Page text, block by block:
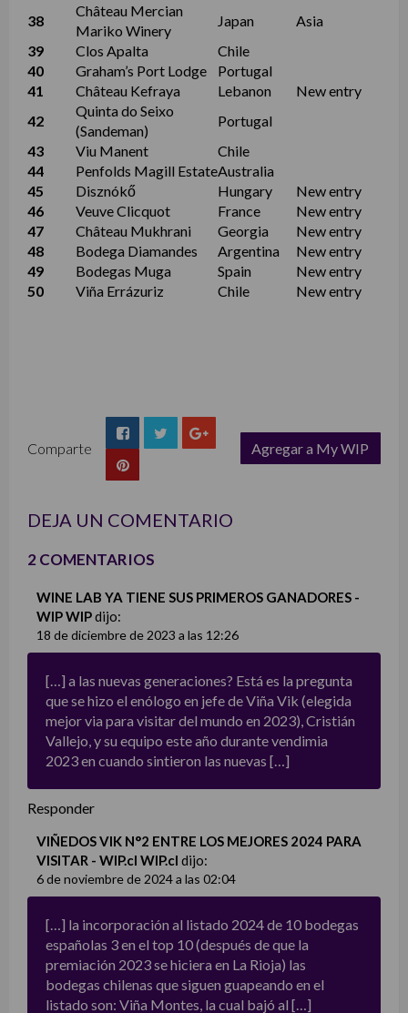
38
Château Mercian
Mariko Winery
Japan
Asia
39
Clos Apalta
Chile
40
Graham’s Port Lodge
Portugal
41
Château Kefraya Lebanon
New entry
42
Quinta do Seixo
(Sandeman)
Portugal
43
Viu Manent
Chile
44
Penfolds Magill EstateAustralia
45
Disznókő Hungary
New entry
46
Veuve Clicquot France
New entry
47
Château Mukhrani Georgia
New entry
48
Bodega Diamandes Argentina
New entry
49
Bodegas Muga Spain
New entry
50
Viña Errázuriz Chile New entry
Comparte
Agregar a My WIP
DEJA UN COMENTARIO
2 COMENTARIOS
WINE LAB YA TIENE SUS PRIMEROS GANADORES -
WIP WIPdijo:
18 de diciembre de 2023 a las 12:26
[…] a las nuevas generaciones? Está es la pregunta
que se hizo el enólogo en jefe de Viña Vik (elegida
mejor via para visitar del mundo en 2023), Cristián
Vallejo, y su equipo este año durante vendimia
2023 en cuando sintieron las nuevas […]
Responder
VIÑEDOS VIK N°2 ENTRE LOS MEJORES 2024 PARA
VISITAR - WIP.cl WIP.cl dijo:
6 de noviembre de 2024 a las 02:04
[…] la incorporación al listado 2024 de 10 bodegas
españolas 3 en el top 10 (después de que la
premiación 2023 se hiciera en La Rioja) las
bodegas chilenas que siguen guapeando en el
listado son: Viña Montes, la cual bajó al […]